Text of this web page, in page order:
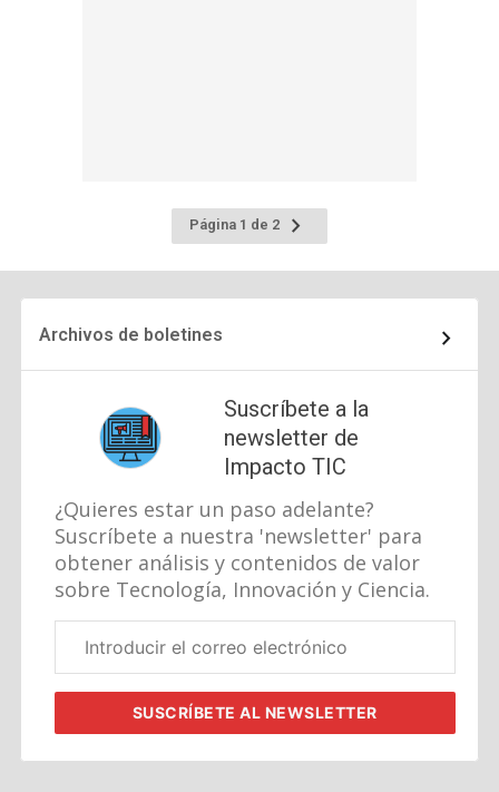
Página 1 de 2
Ir
a
Archivos de boletines
Suscríbete a la
newsletter de
Impacto TIC
¿Quieres estar un paso adelante?
Suscríbete a nuestra 'newsletter' para
obtener análisis y contenidos de valor
sobre Tecnología, Innovación y Ciencia.
electrónico
SUSCRÍBETEAL NEWSLETTER